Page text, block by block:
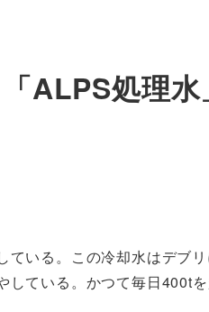
ALPS処理
いる。この冷却水はデブ
ている。かつて毎日400t